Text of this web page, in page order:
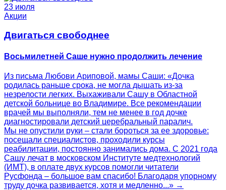
23 июля
Акции
Двигаться свободнее
Восьмилетней Саше нужно продолжить лечение
Из письма Любови Ариповой, мамы Саши: «Дочка
родилась раньше срока, не могла дышать из-за
незрелости легких. Выхаживали Сашу в Областной
детской больнице во Владимире. Все рекомендации
врачей мы выполняли, тем не менее в год дочке
диагностировали детский церебральный паралич.
Мы не опустили руки – стали бороться за ее здоровье:
посещали специалистов, проходили курсы
реабилитации, постоянно занимались дома. С 2021 года
Сашу лечат в московском Институте медтехнологий
(ИМТ), в оплате двух курсов помогли читатели
Русфонда – большое вам спасибо! Благодаря упорному
труду дочка развивается, хотя и медленно...» →